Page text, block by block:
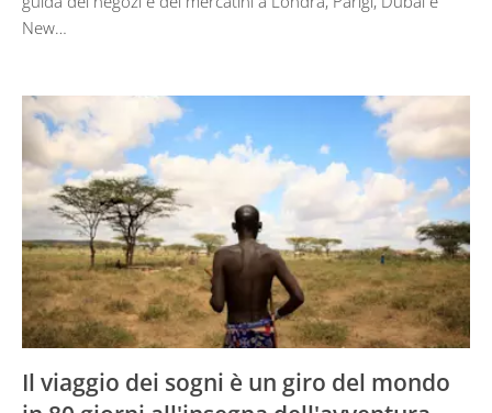
New…
Il viaggio dei sogni è un giro del mondo